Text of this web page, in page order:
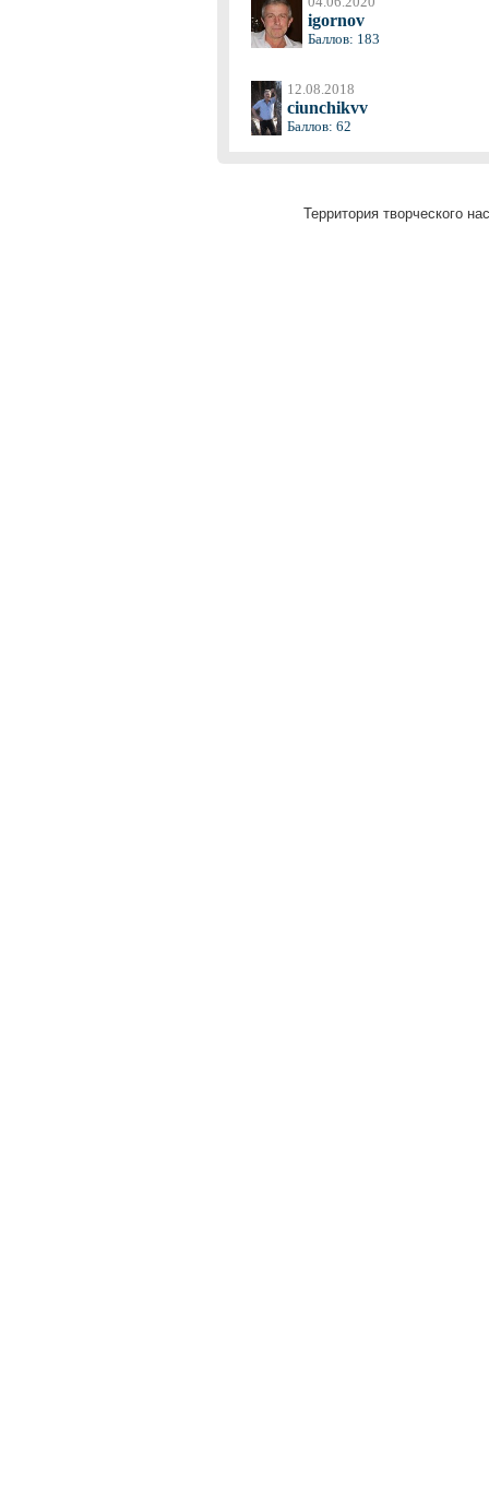
igornov
Баллов: 183
12.08.2018
ciunchikvv
Баллов: 62
Территория творческого